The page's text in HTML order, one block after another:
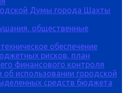
Думы города Шахты
общественные
обеспечение
рисков, план
финансового контроля
об использовании городской
средств бюджета